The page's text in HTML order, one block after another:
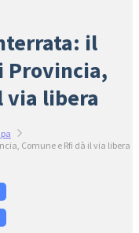
il
Provincia,
via libera
Comune e Rfi dà il via libera